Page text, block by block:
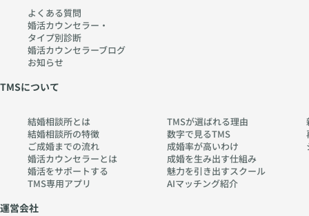
よくある質問
婚活カウンセラー・
タイプ別診断
婚活カウンセラーブログ
お知らせ
TMSについて
結婚相談所とは
結婚相談所の特徴
ご成婚までの流れ
婚活カウンセラーとは
婚活をサポートする
TMS専用アプリ
TMSが選ばれる理由
数字で見るTMS
成婚率が高いわけ
成婚を生み出す仕組み
魅力を引き出すスクール
AIマッチング紹介
運営会社